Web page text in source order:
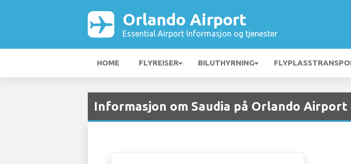
Orlando Airport
Essential Airport Informasjon og tjenester
HOME FLYREISER BILUTHYRNING
Informasjon om Saudia på Orlando Airport